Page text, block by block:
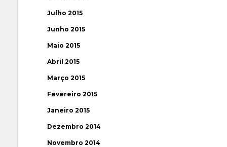
Julho 2015
Junho 2015
Maio 2015
Abril 2015
Março 2015
Fevereiro 2015
Janeiro 2015
Dezembro 2014
Novembro 2014